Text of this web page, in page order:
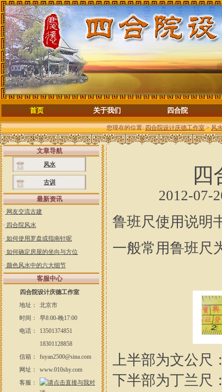
首页 关于我们 四合院
您现在的位置:四合院设计庆德工作室>风
文章导航
风水
古训
最新资讯
· 网友交流古建
· 四合院风水
· 如何使用罗盘或指南针呢
· 如何确定房屋的坐向与方位
· 颜色风水中的六大细节
客服中心
四合院设计庆德工作室
地址：
北京市
时间：
早8:00-晚17:00
电话：
13501374851
18301128858
信箱：
fuyan2500@sina.com
网址：
www.010shy.com
客服：
四
2012-07-
鲁班尺使用说明
一般常用鲁班尺
上半部为文公
下半部为丁兰尺